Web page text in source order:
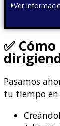
Ver
✅
Pasamos
tu tiempo en